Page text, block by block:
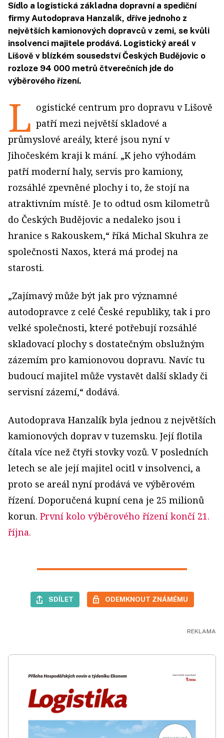
Sídlo a logistická základna dopravní a spediční
firmy Autodoprava Hanzalík, dříve jednoho z
největších kamionových dopravců v zemi, se kvůli
insolvenci majitele prodává. Logistický areál v
Lišově v blízkém sousedství Českých Budějovic o
rozloze 94 000 metrů čtverečních jde do
výběrového řízení.
L ogistické centrum pro dopravu v Lišově
patří mezi největší skladové a
průmyslové areály, které jsou nyní v
Jihočeském kraji k mání. „K jeho výhodám
patří moderní haly, servis pro kamiony,
rozsáhlé zpevněné plochy i to, že stojí na
atraktivním místě. Je to odtud osm kilometrů
do Českých Budějovic a nedaleko jsou i
hranice s Rakouskem,“ říká Michal Skuhra ze
společnosti Naxos, která má prodej na
starosti.
„Zajímavý může být jak pro významné
autodopravce z celé České republiky, tak i pro
velké společnosti, které potřebují rozsáhlé
skladovací plochy s dostatečným obslužným
zázemím pro kamionovou dopravu. Navíc tu
budoucí majitel může vystavět další sklady či
servisní zázemí,“ dodává.
Autodoprava Hanzalík byla jednou z největších
kamionových doprav v tuzemsku. Její flotila
čítala více než čtyři stovky vozů. V posledních
letech se ale její majitel ocitl v insolvenci, a
proto se areál nyní prodává ve výběrovém
řízení. Doporučená kupní cena je 25 milionů
korun. První kolo výběrového řízení končí 21.
října.
SDÍLET ODEMKNOUT ZNÁMÉMU